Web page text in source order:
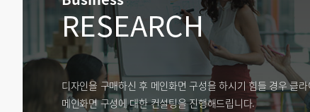
RESEARCH
디자인을 구매하신 후 메인화면 구성을 하시기 힘들 경우 클
메인화면 구성에 대한 컨설팅을 진행해드립니다.